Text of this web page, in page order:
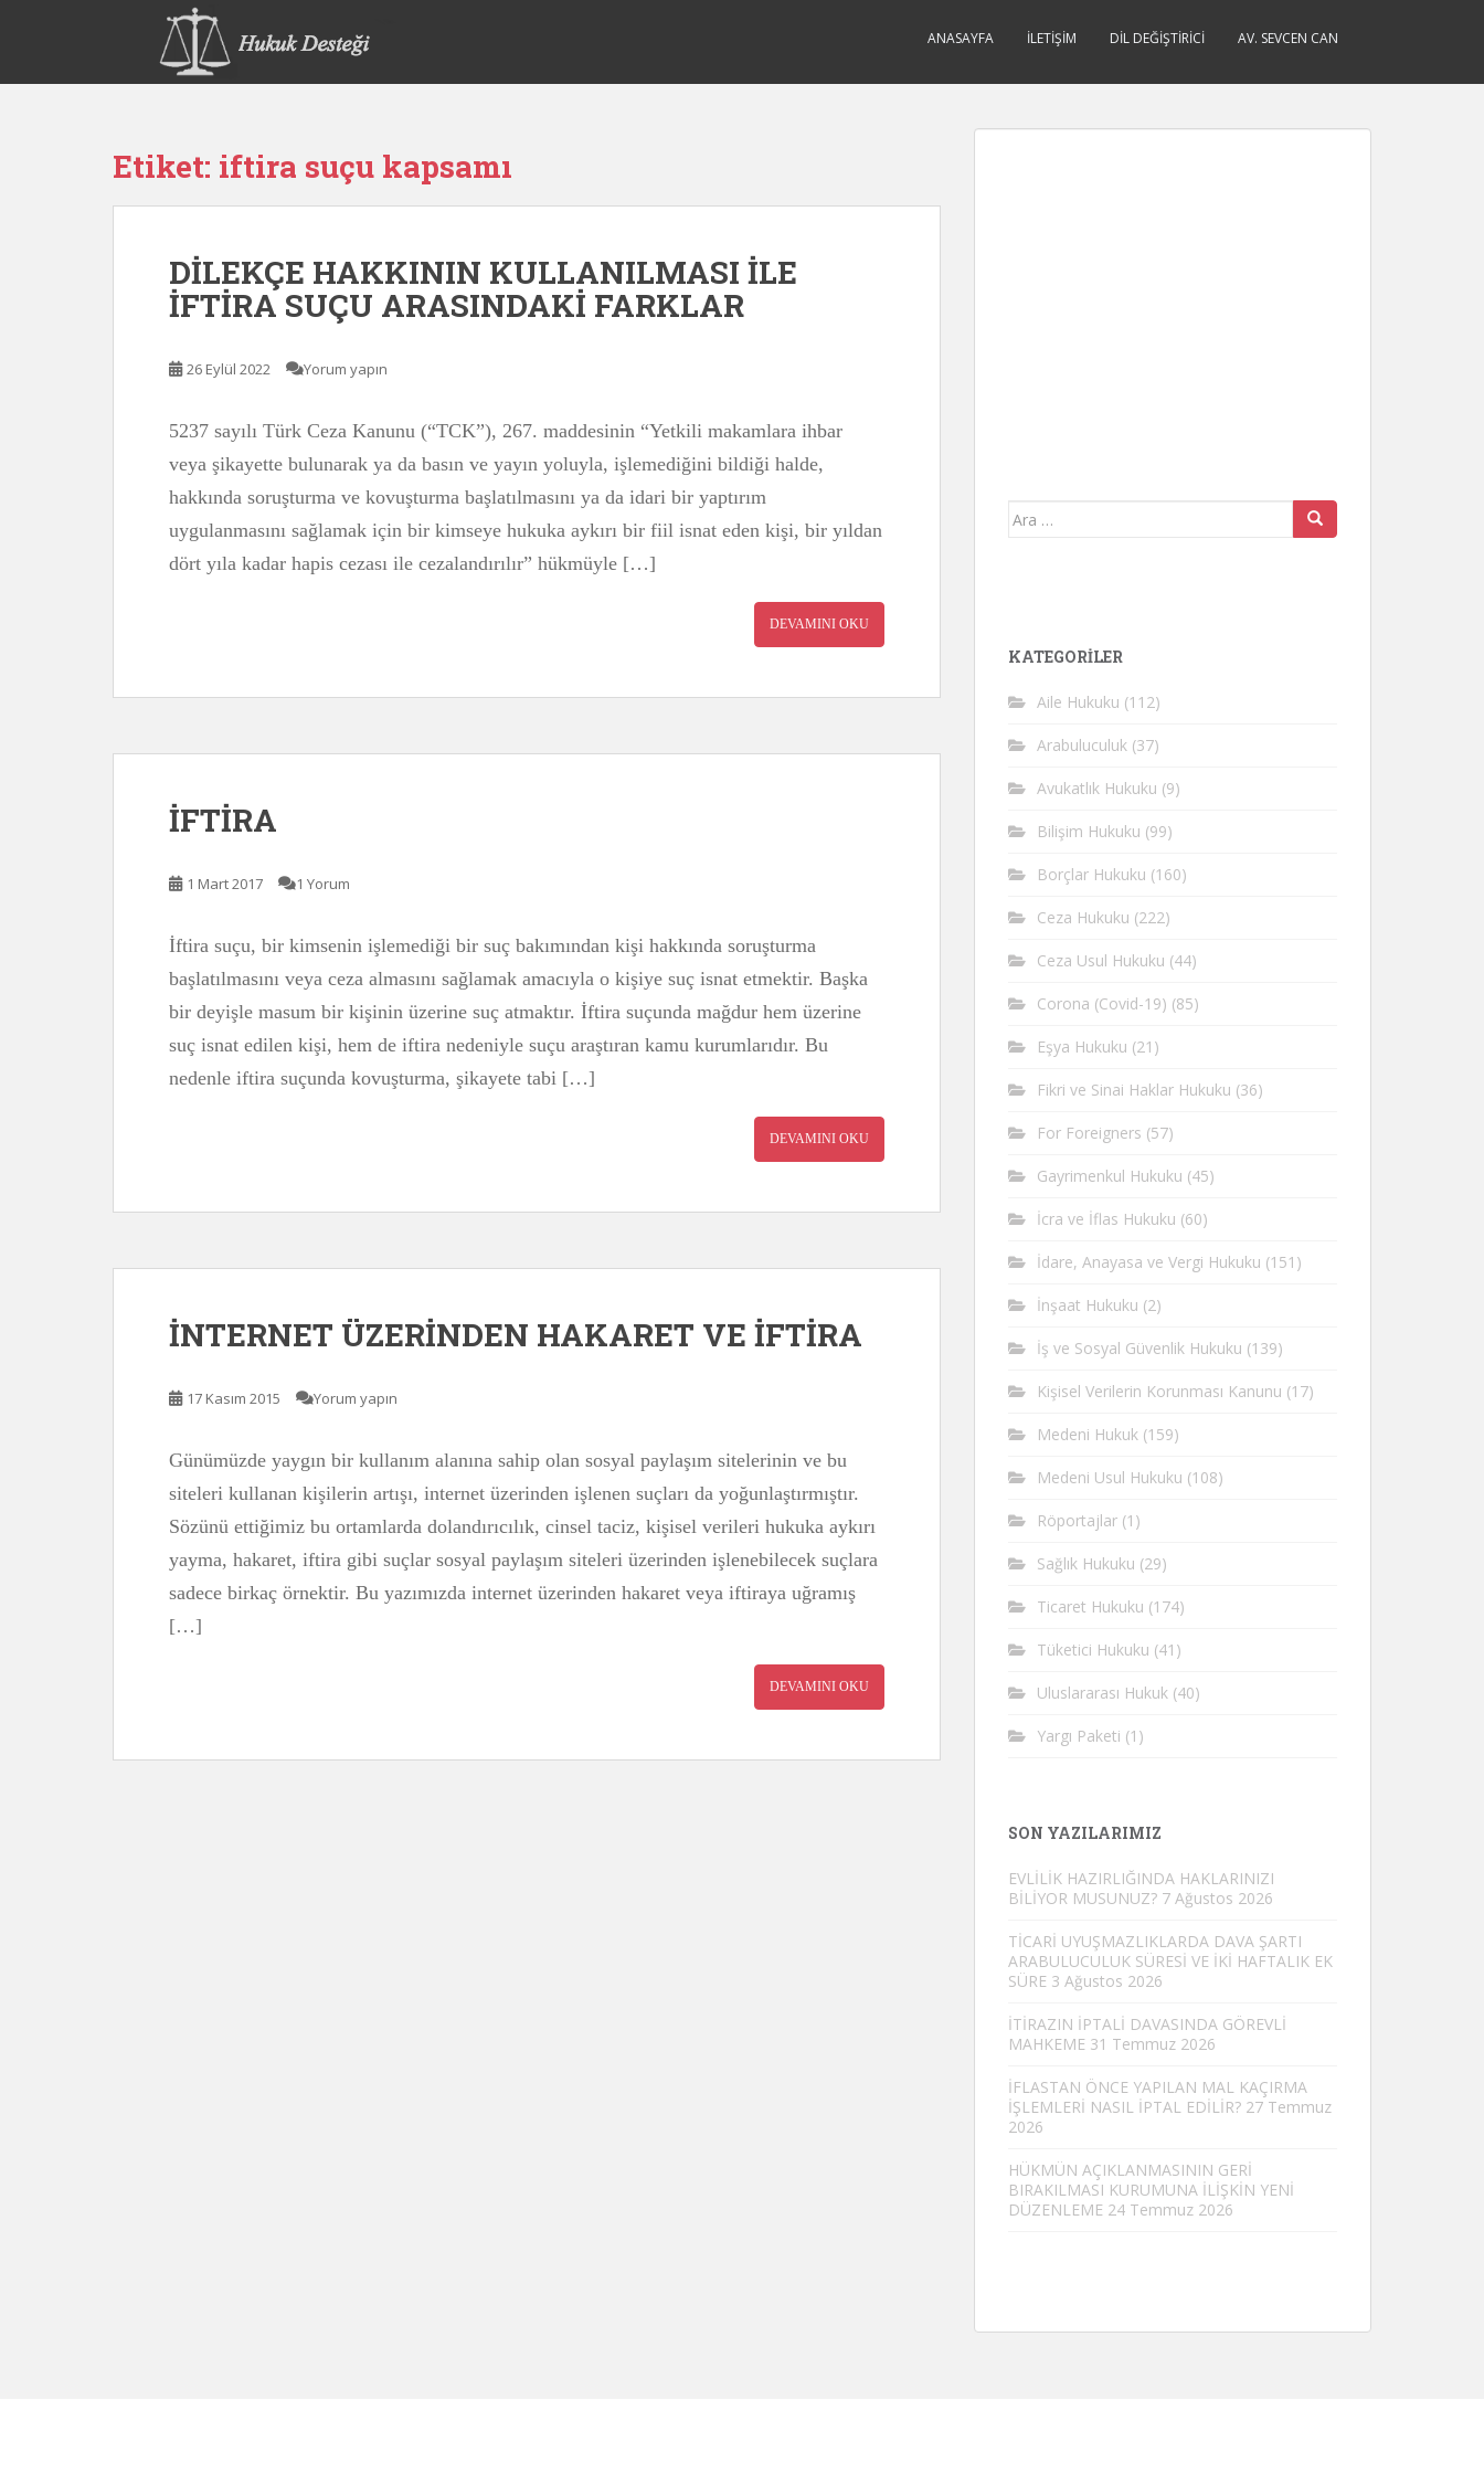
p
ANASAYFA İLETIŞIM DIL DEĞIŞTIRICI AV. SEVCEN CAN
Etiket: iftira suçu kapsamı
DİLEKÇE HAKKININ KULLANILMASI İLE
İFTİRA SUÇU ARASINDAKİ FARKLAR
26 Eylül 2022 Yorum yapın
5237 sayılı Türk Ceza Kanunu (“TCK”), 267. maddesinin “Yetkili makamlara ihbar
veya şikayette bulunarak ya da basın ve yayın yoluyla, işlemediğini bildiği halde,
hakkında soruşturma ve kovuşturma başlatılmasını ya da idari bir yaptırım
uygulanmasını sağlamak için bir kimseye hukuka aykırı bir fiil isnat eden kişi, bir yıldan
dört yıla kadar hapis cezası ile cezalandırılır” hükmüyle […]
DEVAMINI OKU
İFTİRA
1 Mart 2017 1 Yorum
İftira suçu, bir kimsenin işlemediği bir suç bakımından kişi hakkında soruşturma
başlatılmasını veya ceza almasını sağlamak amacıyla o kişiye suç isnat etmektir. Başka
bir deyişle masum bir kişinin üzerine suç atmaktır. İftira suçunda mağdur hem üzerine
suç isnat edilen kişi, hem de iftira nedeniyle suçu araştıran kamu kurumlarıdır. Bu
nedenle iftira suçunda kovuşturma, şikayete tabi […]
DEVAMINI OKU
İNTERNET ÜZERİNDEN HAKARET VE İFTİRA
17 Kasım 2015 Yorum yapın
Günümüzde yaygın bir kullanım alanına sahip olan sosyal paylaşım sitelerinin ve bu
siteleri kullanan kişilerin artışı, internet üzerinden işlenen suçları da yoğunlaştırmıştır.
Sözünü ettiğimiz bu ortamlarda dolandırıcılık, cinsel taciz, kişisel verileri hukuka aykırı
yayma, hakaret, iftira gibi suçlar sosyal paylaşım siteleri üzerinden işlenebilecek suçlara
sadece birkaç örnektir. Bu yazımızda internet üzerinden hakaret veya iftiraya uğramış
[…]
DEVAMINI OKU
Arama
KATEGORİLER
Aile Hukuku (112)
Arabuluculuk (37)
Avukatlık Hukuku (9)
Bilişim Hukuku (99)
Borçlar Hukuku (160)
Ceza Hukuku (222)
Ceza Usul Hukuku (44)
Corona (Covid-19) (85)
Eşya Hukuku (21)
Fikri ve Sinai Haklar Hukuku (36)
For Foreigners (57)
Gayrimenkul Hukuku (45)
İcra ve İflas Hukuku (60)
İdare, Anayasa ve Vergi Hukuku (151)
İnşaat Hukuku (2)
İş ve Sosyal Güvenlik Hukuku (139)
Kişisel Verilerin Korunması Kanunu (17)
Medeni Hukuk (159)
Medeni Usul Hukuku (108)
Röportajlar (1)
Sağlık Hukuku (29)
Ticaret Hukuku (174)
Tüketici Hukuku (41)
Uluslararası Hukuk (40)
Yargı Paketi (1)
SON YAZILARIMIZ
EVLİLİK HAZIRLIĞINDA HAKLARINIZI
BİLİYOR MUSUNUZ? 7 Ağustos 2026
TİCARİ UYUŞMAZLIKLARDA DAVA ŞARTI
ARABULUCULUK SÜRESİ VE İKİ HAFTALIK EK
SÜRE 3 Ağustos 2026
İTİRAZIN İPTALİ DAVASINDA GÖREVLİ
MAHKEME 31 Temmuz 2026
İFLASTAN ÖNCE YAPILAN MAL KAÇIRMA
İŞLEMLERİ NASIL İPTAL EDİLİR? 27 Temmuz
2026
HÜKMÜN AÇIKLANMASININ GERİ
BIRAKILMASI KURUMUNA İLİŞKİN YENİ
DÜZENLEME 24 Temmuz 2026